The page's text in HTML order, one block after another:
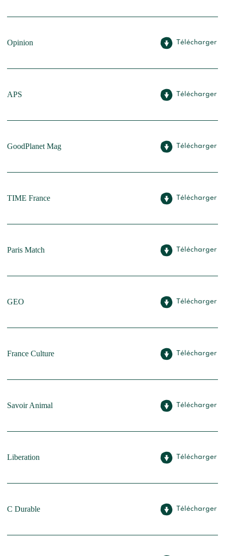
Opinion Télécharger
APS Télécharger
GoodPlanet Mag Télécharger
TIME France Télécharger
Paris Match Télécharger
GEO Télécharger
France Culture Télécharger
Savoir Animal Télécharger
Liberation Télécharger
C Durable Télécharger